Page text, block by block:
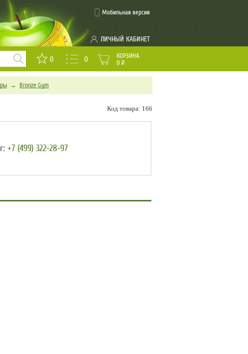
Мобильная версия
ЛИЧНЫЙ КАБИНЕТ
0 0
КОРЗИНА
0 Р
→ Bronze Gym
Код товара: 166
+7 (499) 322-28-97